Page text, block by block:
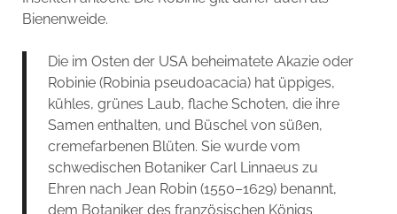
Bienenweide.
Die im Osten der USA beheimatete Akazie oder
Robinie (Robinia pseudoacacia) hat üppiges,
kühles, grünes Laub, flache Schoten, die ihre
Samen enthalten, und Büschel von süßen,
cremefarbenen Blüten. Sie wurde vom
schwedischen Botaniker Carl Linnaeus zu
Ehren nach Jean Robin (1550–1629) benannt,
dem Botaniker des französischen Königs